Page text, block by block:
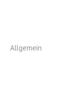
Allgemein